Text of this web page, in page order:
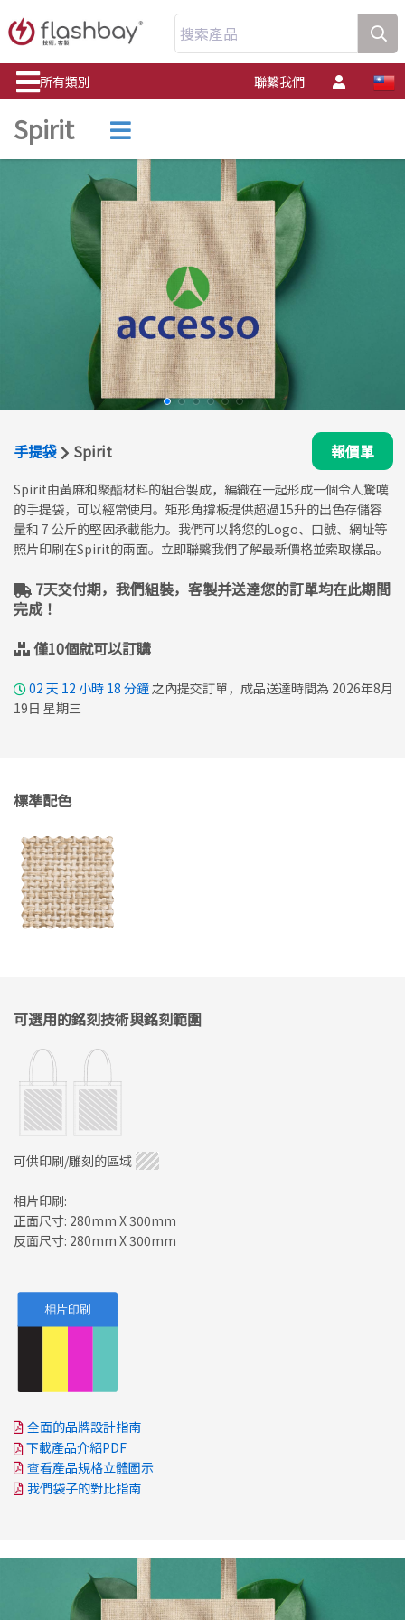
搜索產品
所有類別 聯繫我們
Spirit
手提袋 Spirit 報價單
Spirit由黃麻和聚酯材料的組合製成，編織在一起形成一個令人驚嘆
的手提袋，可以經常使用。矩形角撐板提供超過15升的出色存儲容
量和 7 公斤的堅固承載能力。我們可以將您的Logo、口號、網址等
照片印刷在Spirit的兩面。立即聯繫我們了解最新價格並索取樣品。
7天交付期，我們組裝，客製并送達您的訂單均在此期間
完成！
僅10個就可以訂購
02 天 12 小時 18 分鐘 之內提交訂單，成品送達時間為 2026年8月
19日 星期三
標準配色
可選用的銘刻技術與銘刻範圍
可供印刷/雕刻的區域
相片印刷:
正面尺寸: 280mm X 300mm
反面尺寸: 280mm X 300mm
全面的品牌設計指南
下載產品介紹PDF
查看產品規格立體圖示
我們袋子的對比指南